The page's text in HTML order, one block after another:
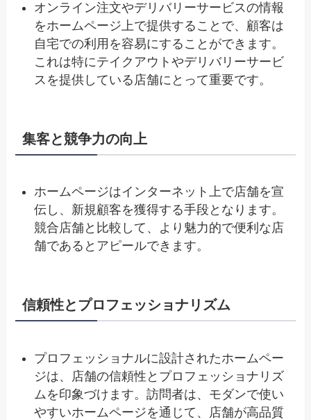
オンライン注文やデリバリーサービスの情報
をホームページ上で提供することで、顧客は
自宅での利用を容易にすることができます。
これは特にテイクアウトやデリバリーサービ
スを提供している店舗にとって重要です。
集客と競争力の向上
ホームページはインターネット上で店舗を宣
伝し、新規顧客を獲得する手段となります。
競合店舗と比較して、より魅力的で便利な店
舗であるとアピールできます。
信頼性とプロフェッショナリズム
プロフェッショナルに設計されたホームペー
ジは、店舗の信頼性とプロフェッショナリズ
ムを印象づけます。訪問者は、モダンで使い
やすいホームページを通じて、店舗が高品質